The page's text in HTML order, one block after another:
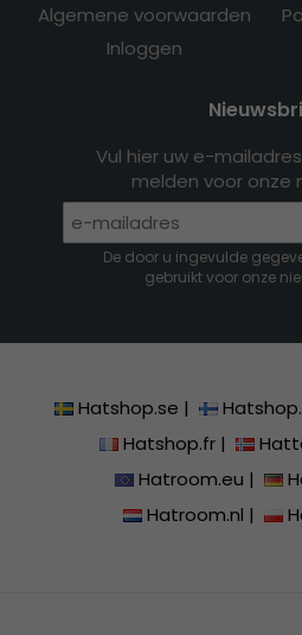
Algemene voorwaarden
Inloggen
Vul hier uw e-
melden voor onze
De door u ingevulde
gebruikt voor onze
Hatshop.se |
Hatshop.fr|
Hatroom.eu |
Hatroom.nl |